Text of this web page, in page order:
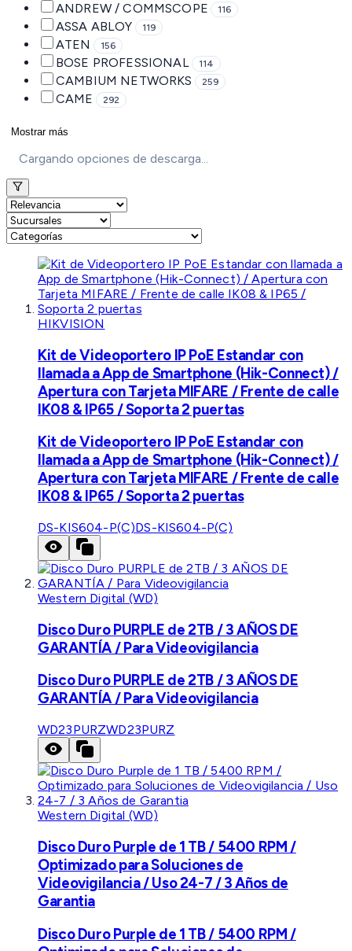
ANDREW / COMMSCOPE 116
ASSA ABLOY 119
ATEN 156
BOSE PROFESSIONAL 114
CAMBIUM NETWORKS 259
CAME 292
Mostrar más
Cargando opciones de descarga...
HIKVISION
Kit de Videoportero IP PoE Estandar con
llamada a App de Smartphone (Hik-Connect) /
Apertura con Tarjeta MIFARE / Frente de calle
IK08 & IP65 / Soporta 2 puertas
Kit de Videoportero IP PoE Estandar con
llamada a App de Smartphone (Hik-Connect) /
Apertura con Tarjeta MIFARE / Frente de calle
IK08 & IP65 / Soporta 2 puertas
DS-KIS604-P(C)DS-KIS604-P(C)
Western Digital (WD)
Disco Duro PURPLE de 2TB / 3 AÑOS DE
GARANTÍA / Para Videovigilancia
Disco Duro PURPLE de 2TB / 3 AÑOS DE
GARANTÍA / Para Videovigilancia
WD23PURZWD23PURZ
Western Digital (WD)
Disco Duro Purple de 1 TB / 5400 RPM /
Optimizado para Soluciones de
Videovigilancia / Uso 24-7 / 3 Años de
Garantia
Disco Duro Purple de 1 TB / 5400 RPM /